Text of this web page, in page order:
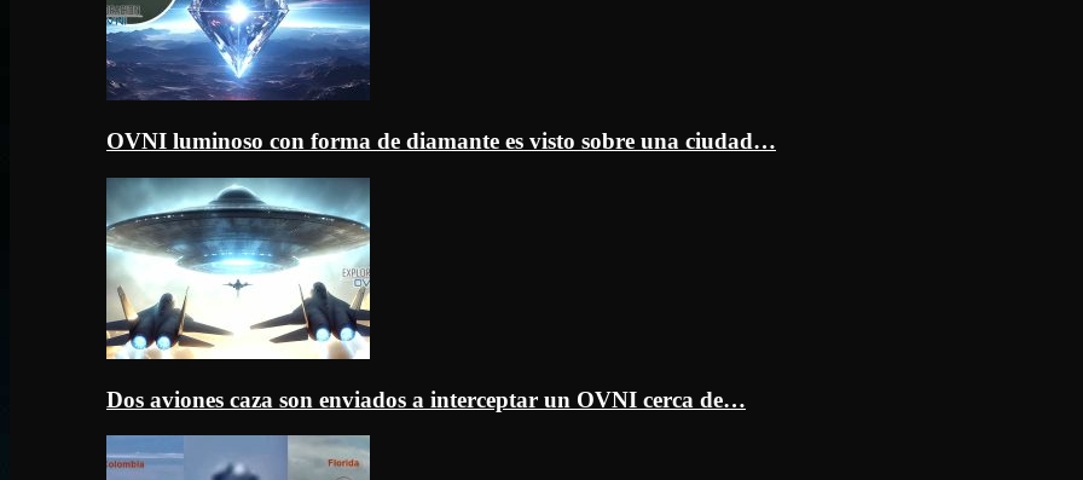
OVNI luminoso con forma de diamante es visto sobre una ciudad…
Dos aviones caza son enviados a interceptar un OVNI cerca de…